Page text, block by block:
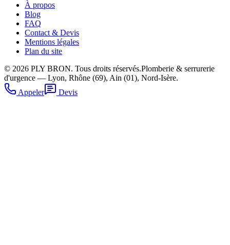
À propos
Blog
FAQ
Contact & Devis
Mentions légales
Plan du site
© 2026 PLY BRON. Tous droits réservés.Plomberie & serrurerie
d'urgence — Lyon, Rhône (69), Ain (01), Nord-Isère.
Appeler
Devis